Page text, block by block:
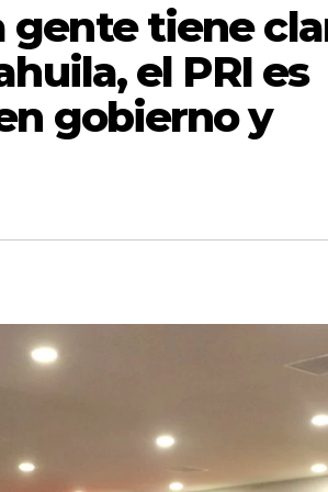
gente tiene
el PRI es
gobierno y